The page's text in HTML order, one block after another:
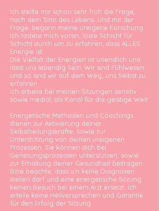
Ich stellte mir schon sehr früh die Frage,
nach dem Sinn des Lebens. Und mit der
Frage, begann meine ureigene Forschung.
Ich tastete mich voran, löste Schicht für
Schicht durch um zu erfahren, dass ALLES
Energie ist.
Die Vielfalt der Energien ist unendlich und
lässt uns lebendig Sein. Wir sind Fühlwesen
und so sind wir auf dem Weg, uns Selbst zu
erfahren.
Ich arbeite bei meinen Sitzungen sensitiv
sowie medial, als Kanal für die geistige Welt.
Energetische Methoden und Coachings
dienen zur Aktivierung deiner
Selbstheilungskräfte, sowie zur
Unterstützung von deinen ureigenen
Prozessen. Sie können dich bei
Genesungsprozessen unterstützen, sowie
zur Erhaltung deiner Gesundheit beitragen.
Bitte beachte, dass ich keine Diagnosen
stellen darf und eine energetische Sitzung
keinen Besuch bei einem Arzt ersetzt. Ich
erteile keine Heilversprechen und Garantie
für den Erfolg der Sitzung.